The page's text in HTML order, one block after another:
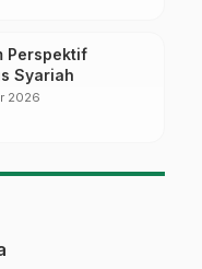
Perspektif
Syariah
2026